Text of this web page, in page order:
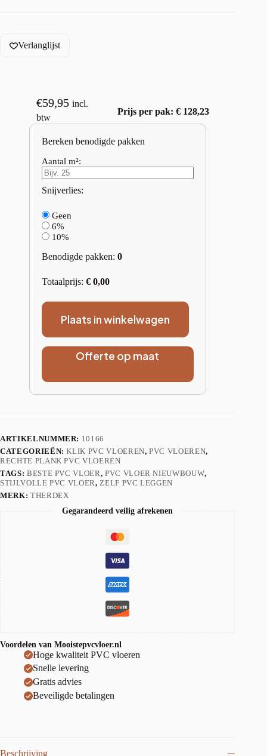
Verlanglijst
€59,95 incl.
btw
Prijs per pak: € 128,23
Bereken benodigde pakken
Aantal m²:
Snijverlies:
Geen
6%
10%
Benodigde pakken: 0
Totaalprijs: € 0,00
Plaats in winkelwagen
Offerte op maat
ARTIKELNUMMER: 10166
CATEGORIEËN:KLIK PVC VLOEREN,PVC VLOEREN,
RECHTE PLANK PVC VLOEREN
TAGS: BESTE PVC VLOER, PVC VLOER NIEUWBOUW,
STIJLVOLLE PVC VLOER, ZELF PVC LEGGEN
MERK: THERDEX
Gegarandeerd veilig afrekenen
Voordelen van Mooistepvcvloer.nl
Hoge kwaliteit PVC vloeren
Snelle levering
Gratis advies
Beveiligde betalingen
Beschrijving